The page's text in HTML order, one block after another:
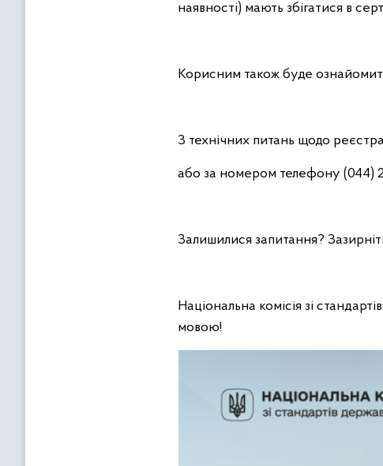
наявності) мають збігатися в
Корисним також буде
З технічних питань щодо
або за номером телефону (044)
Залишилися запитання?
Національна комісія зі
мовою!